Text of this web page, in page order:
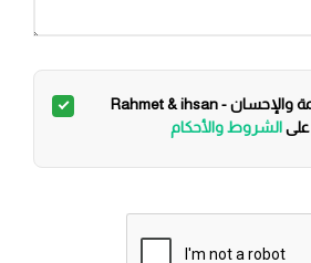
أنا أتبرع لـ جمعية الرحمة والإحسان - Rahmet & ihsan
الشروط والأحكام